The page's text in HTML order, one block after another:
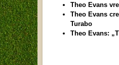
Theo Evans
Theo Evans
Turabo
Theo Evans: